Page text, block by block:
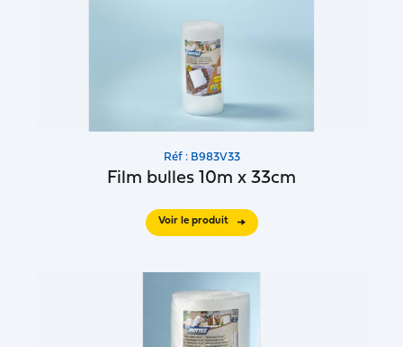
Réf : B983V33
Film bulles 10m x 33cm
Voir le produit